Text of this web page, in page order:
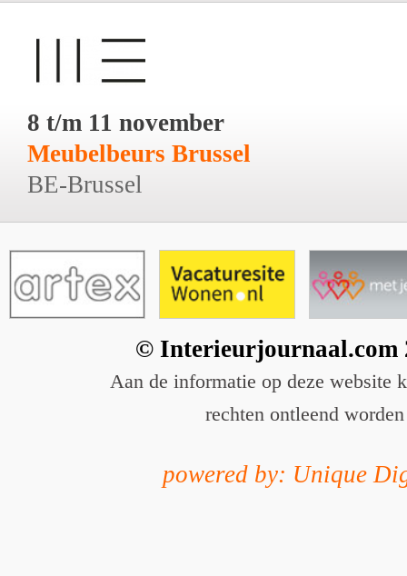
8 t/m 11 november
Meubelbeurs Brussel
BE-Brussel
© Interieurjournaal.com
Aan de informatie op deze website
rechten ontleend worden
powered by: Unique